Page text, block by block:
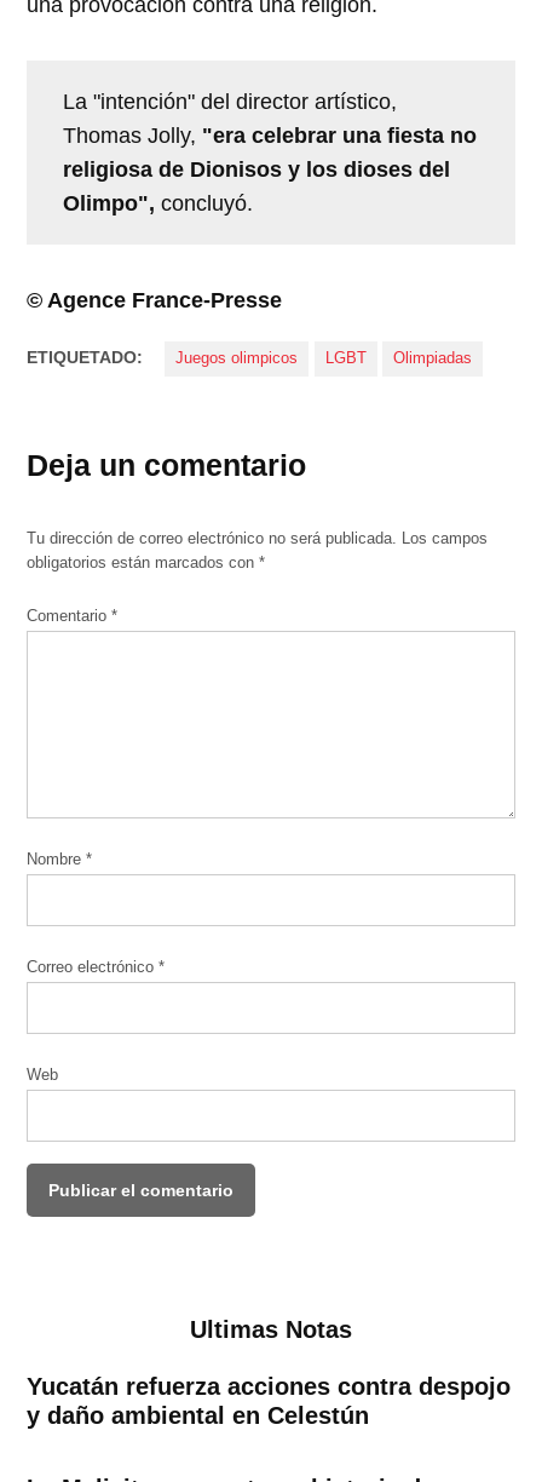
una provocación contra una religión.
La "intención" del director artístico,
Thomas Jolly, "era celebrar una fiesta no
religiosa de Dionisos y los dioses del
Olimpo", concluyó.
© Agence France-Presse
ETIQUETADO: Juegos olimpicos LGBT Olimpiadas
Deja un comentario
Tu dirección de correo electrónico no será publicada. Los campos
obligatorios están marcados con*
Comentario*
Nombre*
Correo electrónico*
Web
Ultimas Notas
Yucatán refuerza acciones contra despojo
y daño ambiental en Celestún